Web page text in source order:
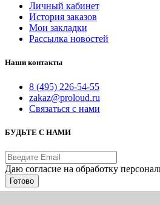
Личный кабинет
История заказов
Мои закладки
Рассылка новостей
Наши контакты
8 (495) 226-54-55
zakaz@proloud.ru
Связаться с нами
БУДЬТЕ С НАМИ
Даю согласие на обработку
Готово